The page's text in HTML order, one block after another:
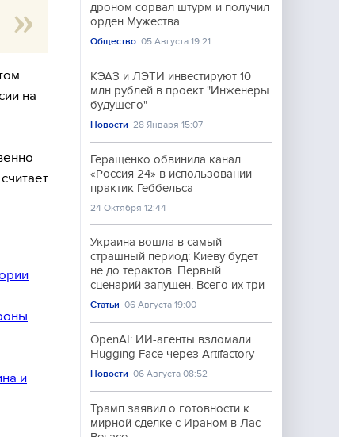
на
и
дроном сорвал штурм и получил
орден Мужества
Общество 05 Августа 19:21
КЭАЗ и ЛЭТИ инвестируют 10
млн рублей в проект "Инженеры
будущего"
Новости 28 Января 15:07
Геращенко обвинила канал
«Россия 24» в использовании
практик Геббельса
24 Октября 12:44
Украина вошла в самый
страшный период: Киеву будет
не до терактов. Первый
сценарий запущен. Всего их три
Статьи 06 Августа 19:00
OpenAI: ИИ-агенты взломали
Hugging Face через Artifactory
Новости 06 Августа 08:52
Трамп заявил о готовности к
мирной сделке с Ираном в Лас-